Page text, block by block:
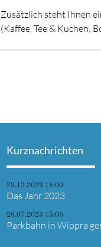
Zusätzlich steht Ihnen
(Kaffee, Tee & Kuchen;
Kurznachrichten
29.12.2023 16:00
Das Jahr 2023
26.07.2023 15:06
Parkbahn in Wippra